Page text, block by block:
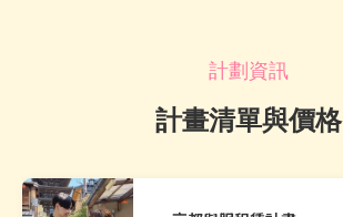
計劃資訊
計畫清單與價格